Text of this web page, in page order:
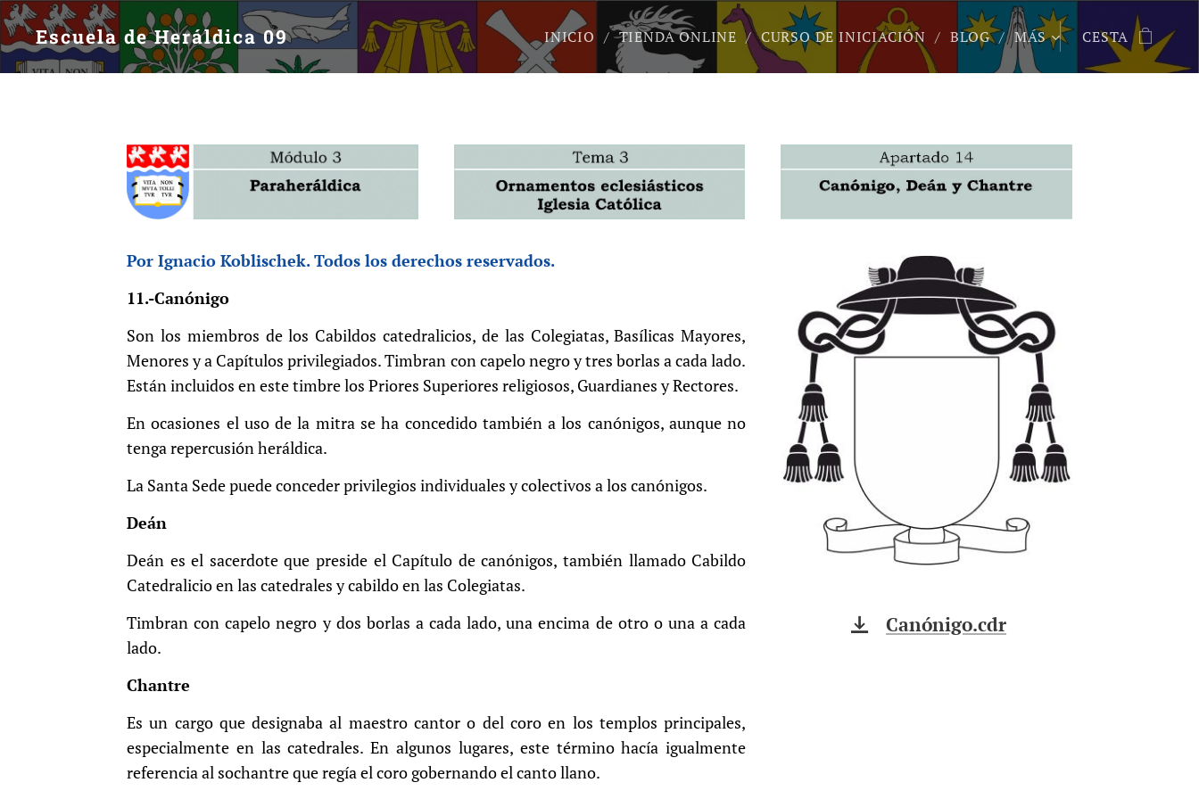
Escuela de Heráldica 09 INICIO TIENDA ONLINE CURSO DE INICIACIÓN BLOG MÁS CESTA
Por Ignacio Koblischek. Todos los derechos reservados.
11.-Canónigo
Son los miembros de los Cabildos catedralicios, de las Colegiatas, Basílicas Mayores,
Menores y a Capítulos privilegiados. Timbran con capelo negro y tres borlas a cada lado.
Están incluidos en este timbre los Priores Superiores religiosos, Guardianes y Rectores.
En ocasiones el uso de la mitra se ha concedido también a los canónigos, aunque no
tenga repercusión heráldica.
La Santa Sede puede conceder privilegios individuales y colectivos a los canónigos.
Deán
Deán es el sacerdote que preside el Capítulo de canónigos, también llamado Cabildo
Catedralicio en las catedrales y cabildo en las Colegiatas.
Timbran con capelo negro y dos borlas a cada lado, una encima de otro o una a cada
lado.
Chantre
Es un cargo que designaba al maestro cantor o del coro en los templos principales,
especialmente en las catedrales. En algunos lugares, este término hacía igualmente
referencia al sochantre que regía el coro gobernando el canto llano.
Canónigo.cdr